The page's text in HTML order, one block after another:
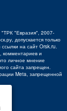
"Евразия", 2007-
допускается только
на сайт Orsk.ru.
комментариев и
личное мнение
сайта запрещен.
Meta, запрещенной